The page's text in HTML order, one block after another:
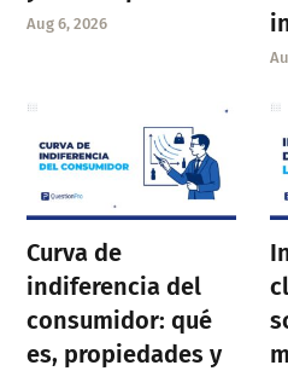
Aug 6, 2026
Curva de
indiferencia del
consumidor: qué
es, propiedades y